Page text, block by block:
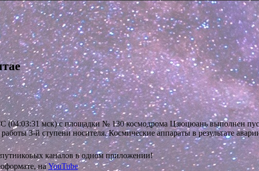
(04:03:31 мск) с площадки № 130 космодрома Цзюцюань выполнен
3-й ступени носителя. Космические аппараты в результате
каналов в одном приложении!
наYouTube